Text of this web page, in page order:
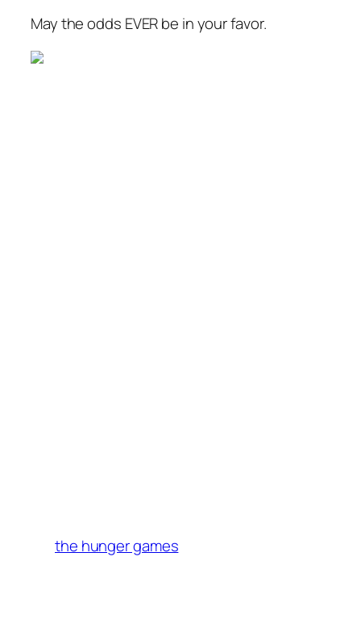
May the odds EVER be in your favor.
the hunger games